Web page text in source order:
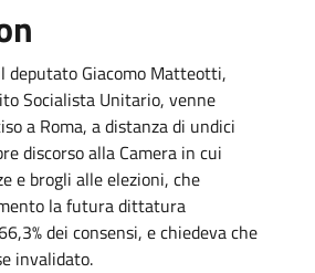
deputato Giacomo Matteotti,
Socialista Unitario, venne
a Roma, a distanza di undici
discorso alla Camera in cui
e brogli alle elezioni, che
la futura dittatura
dei consensi, e chiedeva che
invalidato.